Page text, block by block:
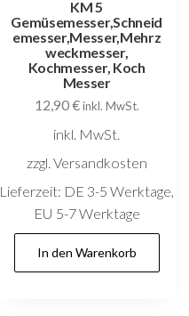
KM 5
Gemüsemesser,Schneid
emesser,Messer,Mehrz
weckmesser,
Kochmesser, Koch
Messer
12,90€ inkl. MwSt.
inkl. MwSt.
zzgl. Versandkosten
Lieferzeit: DE 3-5 Werktage,
EU 5-7 Werktage
In den Warenkorb